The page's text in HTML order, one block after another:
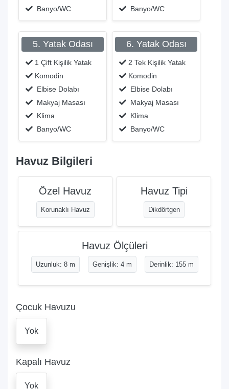
Banyo/WC
Banyo/WC
5. Yatak Odası
1 Çift Kişilik Yatak
Komodin
Elbise Dolabı
Makyaj Masası
Klima
Banyo/WC
6. Yatak Odası
2 Tek Kişilik Yatak
Komodin
Elbise Dolabı
Makyaj Masası
Klima
Banyo/WC
Havuz Bilgileri
Özel Havuz
Korunaklı Havuz
Havuz Tipi
Dikdörtgen
Havuz Ölçüleri
Uzunluk: 8 m Genişlik: 4 m Derinlik: 155 m
Çocuk Havuzu
Yok
Kapalı Havuz
Yok